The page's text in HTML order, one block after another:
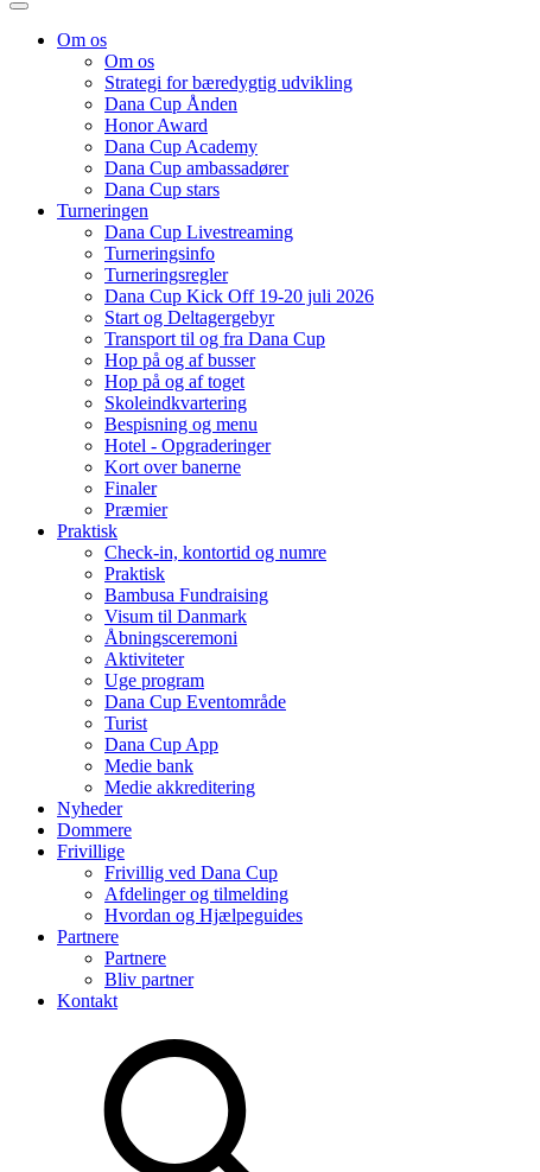
Om os
Om os
Strategi for bæredygtig udvikling
Dana Cup Ånden
Honor Award
Dana Cup Academy
Dana Cup ambassadører
Dana Cup stars
Turneringen
Dana Cup Livestreaming
Turneringsinfo
Turneringsregler
Dana Cup Kick Off 19-20 juli 2026
Start og Deltagergebyr
Transport til og fra Dana Cup
Hop på og af busser
Hop på og af toget
Skoleindkvartering
Bespisning og menu
Hotel - Opgraderinger
Kort over banerne
Finaler
Præmier
Praktisk
Check-in, kontortid og numre
Praktisk
Bambusa Fundraising
Visum til Danmark
Åbningsceremoni
Aktiviteter
Uge program
Dana Cup Eventområde
Turist
Dana Cup App
Medie bank
Medie akkreditering
Nyheder
Dommere
Frivillige
Frivillig ved Dana Cup
Afdelinger og tilmelding
Hvordan og Hjælpeguides
Partnere
Partnere
Bliv partner
Kontakt